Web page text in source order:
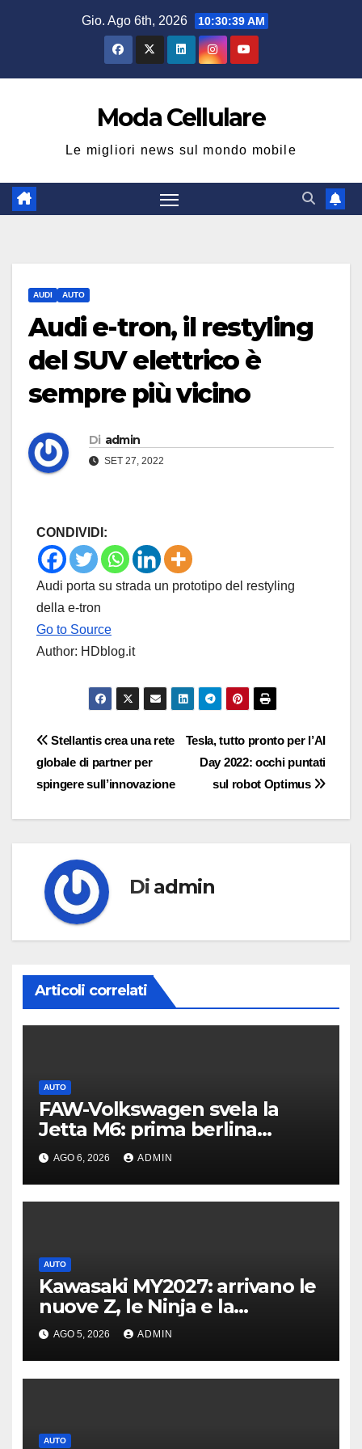
Gio. Ago 6th, 2026 10:30:40 AM
Moda Cellulare
Le migliori news sul mondo mobile
AUDI AUTO
Audi e-tron, il restyling
del SUV elettrico è
sempre più vicino
Di admin
SET 27, 2022
CONDIVIDI:
Audi porta su strada un prototipo del restyling
della e-tron
Go to Source
Author: HDblog.it
Navigazione
articoli
Tesla, tutto pronto per l’AI
Day 2022: occhi puntati
sul robot Optimus
Stellantis crea una rete
globale di partner per
spingere sull’innovazione
Di admin
Articoli correlati
AUTO
FAW-Volkswagen svela la
Jetta M6: prima berlina
elettrica del marchio
AGO 6, 2026 ADMIN
AUTO
Kawasaki MY2027: arrivano le
nuove Z, le Ninja e la
crossover Versys 650
AGO 5, 2026 ADMIN
AUTO